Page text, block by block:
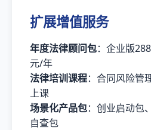
扩展增值服务
年度法律顾问包：企业版
元/年
法律培训课程：合同风险管
上课
场景化产品包：创业启动包
自查包